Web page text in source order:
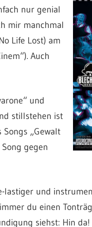
nur genial
mir manchmal
Life Lost) am
Auch
und
stillstehen ist
„Gewalt
gegen
lastiger und
du einen
siehst: Hin